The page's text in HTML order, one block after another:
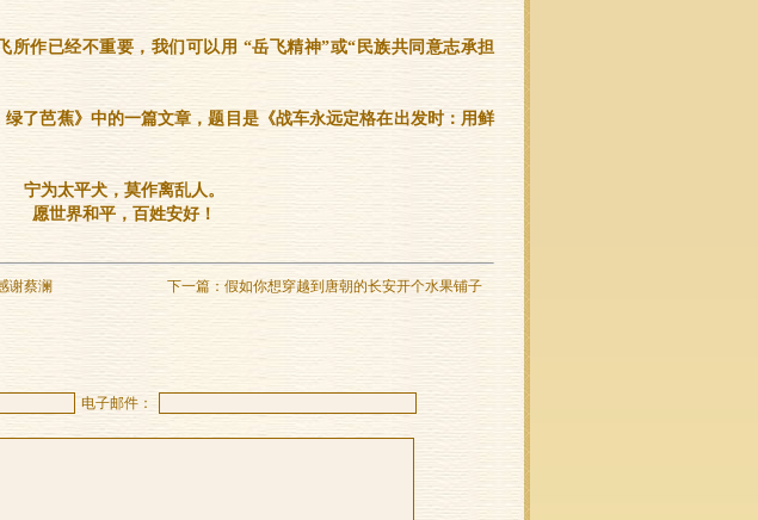
所作已经不重要，我们可以用 “岳飞精神”或“民族共同意志承担
了芭蕉》中的一篇文章，题目是《战车永远定格在出发时：用鲜
宁为太平犬，莫作离乱人。
愿世界和平，百姓安好！
谢蔡澜 下一篇： 假如你想穿越到唐朝的长安开个水果铺子
电子邮件：